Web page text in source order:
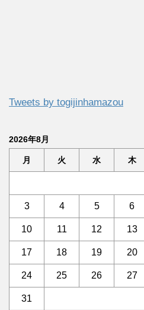
Tweets by togijinhamazou
2026年8月
月 火 水 木
3 4 5 6
10 11 12 13
17 18 19 20
24 25 26 27
31